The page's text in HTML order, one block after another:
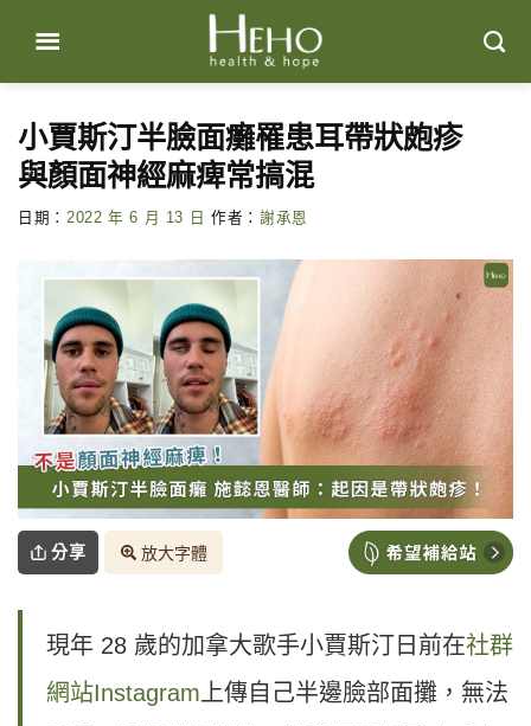
content
小賈斯汀半臉面癱罹患耳帶狀皰疹
與顏面神經麻痺常搞混
日期： 2022 年 6 月 13 日 作者： 謝承恩
分享 放大字體
現年 28 歲的加拿大歌手小賈斯汀日前在社群
網站Instagram 上傳自己半邊臉部面攤，無法